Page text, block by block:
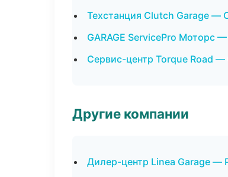
Техстанция Clutch Garage —
GARAGE ServicePro Моторс
Сервис-центр Torque Road —
Другие компании
Дилер-центр Linea Garage —